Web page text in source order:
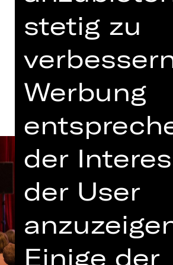
Gluck-Saal
Termine und
stetig zu
Werbung
der
der User
Einige der